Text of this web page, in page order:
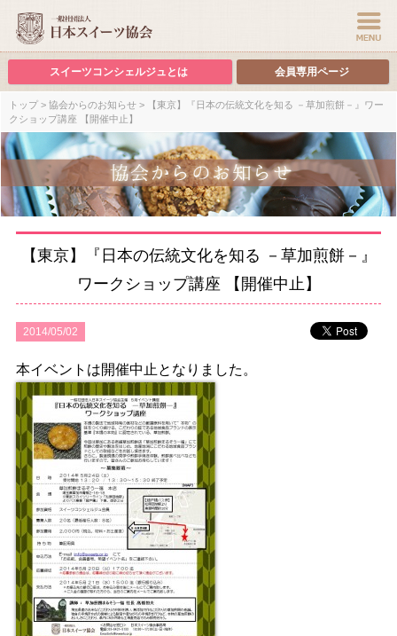
スイーツコンシェルジュとは 会員専用ページ
トップ> 協会からのお知らせ> 【東京】『日本の伝統文化を知る －草加煎餅－』ワー
クショップ講座 【開催中止】
【東京】『日本の伝統文化を知る －草加煎餅－』
ワークショップ講座 【開催中止】
2014/05/02
本イベントは開催中止となりました。